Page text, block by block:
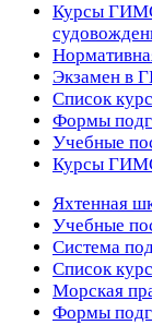
Курсы ГИМС
Экзамен в
Список
Формы
Учебные
Курсы
Яхтенная
Учебные
Cистема
Список
Морская
Формы